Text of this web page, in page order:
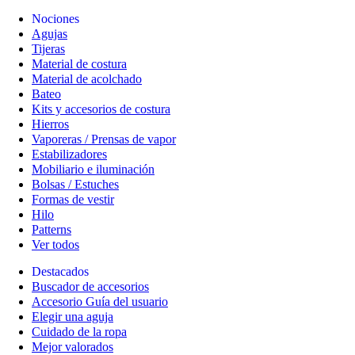
Nociones
Agujas
Tijeras
Material de costura
Material de acolchado
Bateo
Kits y accesorios de costura
Hierros
Vaporeras / Prensas de vapor
Estabilizadores
Mobiliario e iluminación
Bolsas / Estuches
Formas de vestir
Hilo
Patterns
Ver todos
Destacados
Buscador de accesorios
Accesorio Guía del usuario
Elegir una aguja
Cuidado de la ropa
Mejor valorados